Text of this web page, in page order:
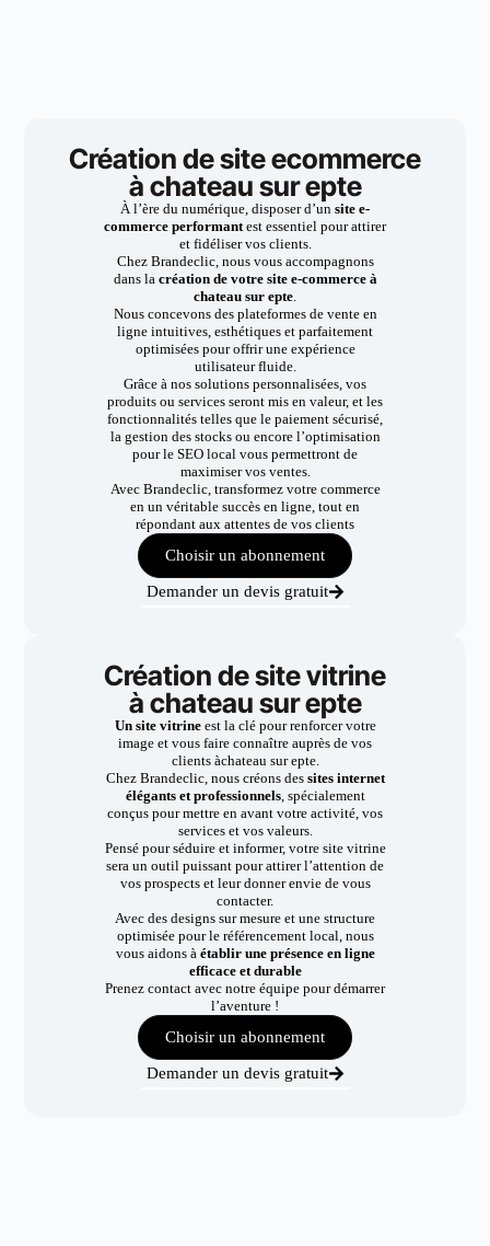
Création de site ecommerce
à chateau sur epte
À l’ère du numérique, disposer d’un site e-
commerce performantest essentiel pour attirer
et fidéliser vos clients.
Chez Brandeclic, nous vous accompagnons
dans la création de votre site e-commerce à
chateau sur epte.
Nous concevons des plateformes de vente en
ligne intuitives, esthétiques et parfaitement
optimisées pour offrir une expérience
utilisateur fluide.
Grâce à nos solutions personnalisées, vos
produits ou services seront mis en valeur, et les
fonctionnalités telles que le paiement sécurisé,
la gestion des stocks ou encore l’optimisation
pour le SEO local vous permettront de
maximiser vos ventes.
Avec Brandeclic, transformez votre commerce
en un véritable succès en ligne, tout en
répondant aux attentes de vos clients
Choisir un abonnement
Demander un devis gratuit
Création de site vitrine
à chateau sur epte
Un site vitrineest la clé pour renforcer votre
image et vous faire connaître auprès de vos
clients àchateau sur epte.
Chez Brandeclic, nous créons dessites internet
élégants et professionnels, spécialement
conçus pour mettre en avant votre activité, vos
services et vos valeurs.
Pensé pour séduire et informer, votre site vitrine
sera un outil puissant pour attirer l’attention de
vos prospects et leur donner envie de vous
contacter.
Avec des designs sur mesure et une structure
optimisée pour le référencement local, nous
vous aidons à établir une présence en ligne
efficace et durable
Prenez contact avec notre équipe pour démarrer
l’aventure !
Choisir un abonnement
Demander un devis gratuit